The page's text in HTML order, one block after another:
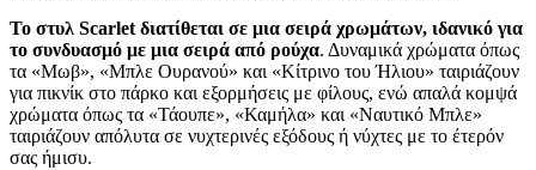
Το στυλ Scarlet διατίθεται σε μια σειρά χρωμάτων, ιδανικό για
το συνδυασμό με μια σειρά από ρούχα. Δυναμικά χρώματα όπως
τα «Μωβ», «Μπλε Ουρανού» και «Κίτρινο του Ήλιου» ταιριάζουν
για πικνίκ στο πάρκο και εξορμήσεις με φίλους, ενώ απαλά κομψά
χρώματα όπως τα «Τάουπε», «Καμήλα» και «Ναυτικό Μπλε»
ταιριάζουν απόλυτα σε νυχτερινές εξόδους ή νύχτες με το έτερόν
σας ήμισυ.